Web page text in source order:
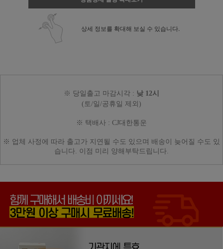
상세 정보를 확대해 보실 수 있습니다.
※ 당일출고 마감시각 : 낮 12시
(토/일/공휴일 제외)
※ 택배사 : CJ대한통운
※ 업체 사정에 따라 출고가 지연될 수도 있으며 배송이 늦어질 수도 있
습니다. 이점 미리 양해부탁드립니다.